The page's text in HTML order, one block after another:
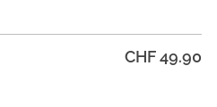
CHF49.90